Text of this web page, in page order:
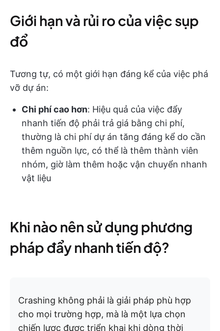
Giới hạn và rủi ro của việc sụp
đổ
Tương tự, có một giới hạn đáng kể của việc phá
vỡ dự án:
Chi phí cao hơn: Hiệu quả của việc đẩy
nhanh tiến độ phải trả giá bằng chi phí,
thường là chi phí dự án tăng đáng kể do cần
thêm nguồn lực, có thể là thêm thành viên
nhóm, giờ làm thêm hoặc vận chuyển nhanh
vật liệu
Khi nào nên sử dụng phương
pháp đẩy nhanh tiến độ?
Crashing không phải là giải pháp phù hợp
cho mọi trường hợp, mà là một lựa chọn
chiến lược được triển khai khi dòng thời